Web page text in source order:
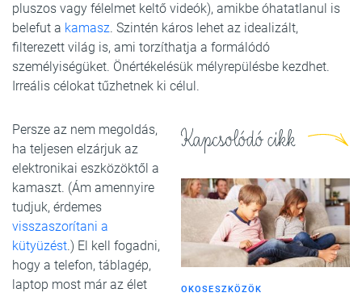
pluszos vagy félelmet keltő videók), amikbe óhatatlanul is
belefut a kamasz. Szintén káros lehet az idealizált,
filterezett világ is, ami torzíthatja a formálódó
személyiségüket. Önértékelésük mélyrepülésbe kezdhet.
Irreális célokat tűzhetnek ki célul.
Kapcsolódó cikk
OKOSESZKÖZÖK
Persze az nem megoldás,
ha teljesen elzárjuk az
elektronikai eszközöktől a
kamaszt. (Ám amennyire
tudjuk, érdemes
visszaszorítani a
kütyüzést.) El kell fogadni,
hogy a telefon, táblagép,
laptop most már az élet